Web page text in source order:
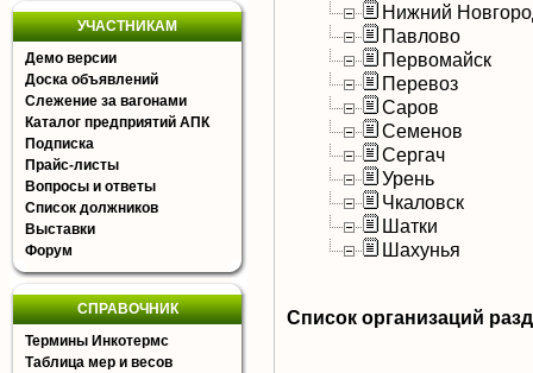
УЧАСТНИКАМ
Демо версии
Доска объявлений
Слежение за вагонами
Каталог предприятий АПК
Подписка
Прайс-листы
Вопросы и ответы
Список должников
Выставки
Форум
СПРАВОЧНИК
Термины Инкотермс
Таблица мер и весов
Нижний
Павлово
Первомайск
Перевоз
Саров
Семенов
Сергач
Урень
Чкаловск
Шатки
Шахунья
Список организаций